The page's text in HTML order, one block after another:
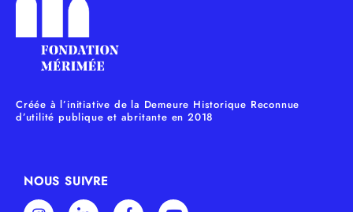
Créée à l’initiative de la Demeure Historique Reconnue
d’utilité publique et abritante en 2018
NOUS SUIVRE